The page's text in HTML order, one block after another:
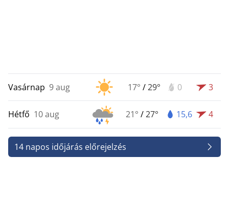
Vasárnap 9 aug 17° /29° 0 3
Hétfő 10 aug 21° /27° 15,6 4
14 napos időjárás előrejelzés